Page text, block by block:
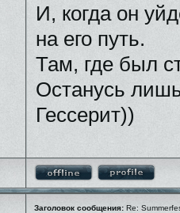
И, когда он
на его путь.
Там, где был
Останусь
Гессерит))
Заголовок сообщения: Re: